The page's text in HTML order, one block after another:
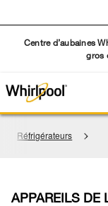
Centre d’aubaines
gros
Réfrigérateurs
APPAREILS DE